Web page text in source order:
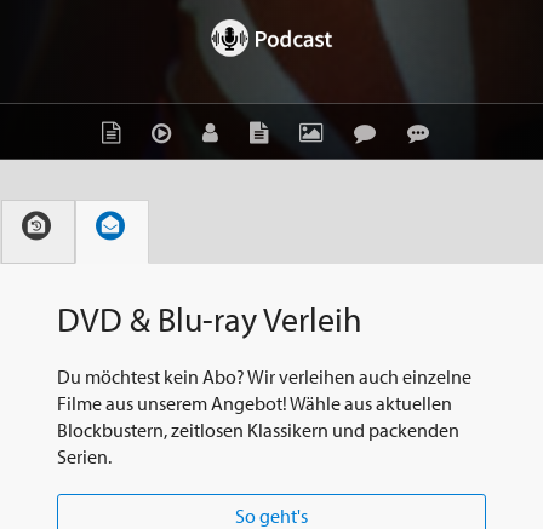
DVD & Blu-ray Verleih
Du möchtest kein Abo? Wir verleihen auch einzelne
Filme aus unserem Angebot! Wähle aus aktuellen
Blockbustern, zeitlosen Klassikern und packenden
Serien.
So geht's